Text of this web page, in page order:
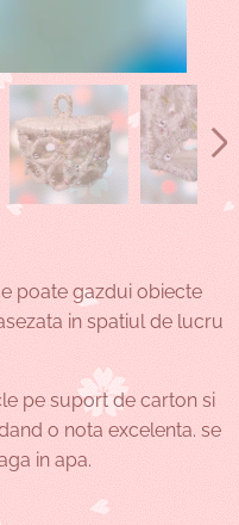
poate gazdui obiecte
in spatiul de lucru
pe suport de carton si
o nota excelenta. se
in apa.